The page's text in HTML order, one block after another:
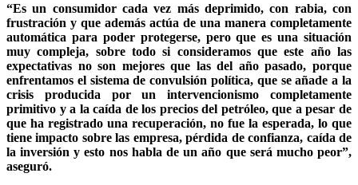
“Es un consumidor cada vez más deprimido, con rabia, con
frustración y que además actúa de una manera completamente
automática para poder protegerse, pero que es una situación
muy compleja, sobre todo si consideramos que este año las
expectativas no son mejores que las del año pasado, porque
enfrentamos el sistema de convulsión política, que se añade a la
crisis producida por un intervencionismo completamente
primitivo y a la caída de los precios del petróleo, que a pesar de
que ha registrado una recuperación, no fue la esperada, lo que
tiene impacto sobre las empresa, pérdida de confianza, caída de
la inversión y esto nos habla de un año que será mucho peor”,
aseguró.